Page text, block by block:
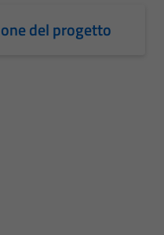
del progetto